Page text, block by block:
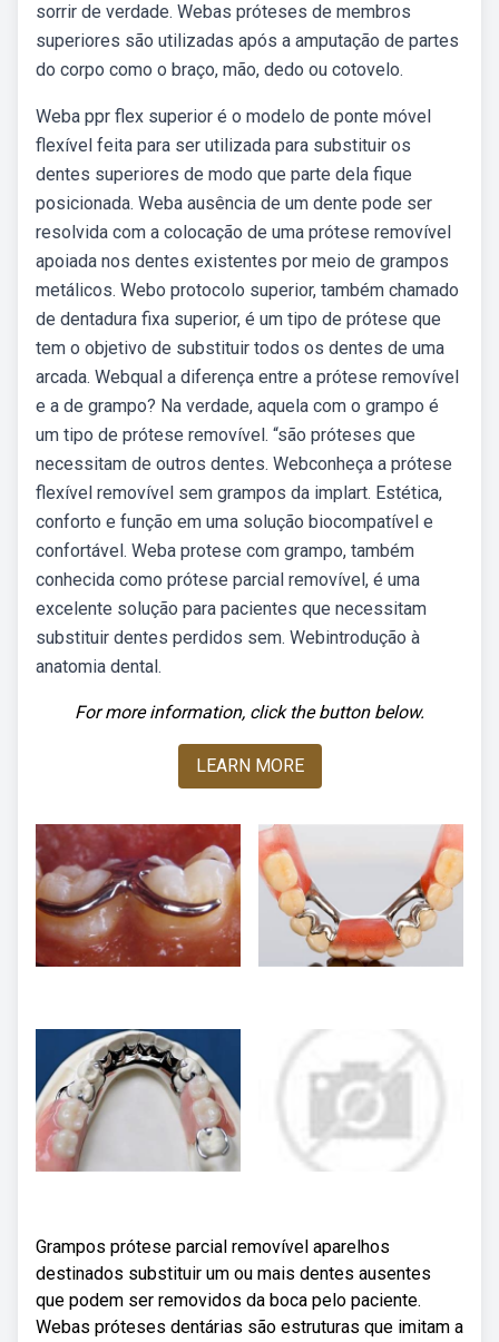
sorrir de verdade. Webas próteses de membros
superiores são utilizadas após a amputação de partes
do corpo como o braço, mão, dedo ou cotovelo.
Weba ppr flex superior é o modelo de ponte móvel
flexível feita para ser utilizada para substituir os
dentes superiores de modo que parte dela fique
posicionada. Weba ausência de um dente pode ser
resolvida com a colocação de uma prótese removível
apoiada nos dentes existentes por meio de grampos
metálicos. Webo protocolo superior, também chamado
de dentadura fixa superior, é um tipo de prótese que
tem o objetivo de substituir todos os dentes de uma
arcada. Webqual a diferença entre a prótese removível
e a de grampo? Na verdade, aquela com o grampo é
um tipo de prótese removível. “são próteses que
necessitam de outros dentes. Webconheça a prótese
flexível removível sem grampos da implart. Estética,
conforto e função em uma solução biocompatível e
confortável. Weba protese com grampo, também
conhecida como prótese parcial removível, é uma
excelente solução para pacientes que necessitam
substituir dentes perdidos sem. Webintrodução à
anatomia dental.
For more information, click the button below.
LEARN MORE
Grampos prótese parcial removível aparelhos
destinados substituir um ou mais dentes ausentes
que podem ser removidos da boca pelo paciente.
Webas próteses dentárias são estruturas que imitam a